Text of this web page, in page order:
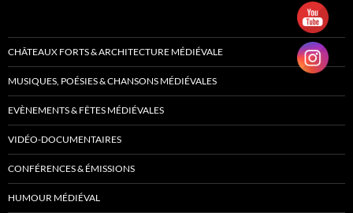
CHÂTEAUX FORTS & ARCHITECTURE MÉDIÉVALE
MUSIQUES, POÉSIES & CHANSONS MÉDIÉVALES
EVÈNEMENTS & FÊTES MÉDIÉVALES
VIDÉO-DOCUMENTAIRES
CONFÉRENCES & ÉMISSIONS
HUMOUR MÉDIÉVAL